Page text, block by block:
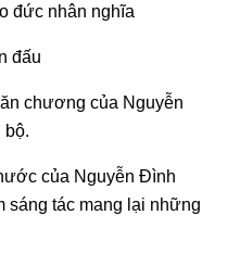
đức nhân nghĩa
đấu
chương của Nguyễn
bộ.
của Nguyễn Đình
tác mang lại những